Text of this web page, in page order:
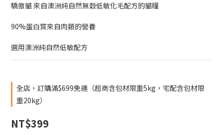
驕傲貓 來自澳洲純自然無穀低敏化毛配方的貓糧
90%蛋白質來自肉類的營養
選用澳洲純自然低敏配方
全店，訂購滿$699免運（超商含包材限重5kg，宅配含包材限
重20kg）
NT$399